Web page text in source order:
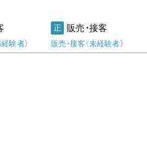
験者）
正 販売・接客
販売・接客（未経験者）